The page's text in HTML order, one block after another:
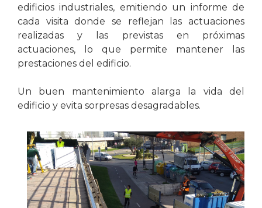
edificios industriales, emitiendo un informe de
cada visita donde se reflejan las actuaciones
realizadas y las previstas en próximas
actuaciones, lo que permite mantener las
prestaciones del edificio.
Un buen mantenimiento alarga la vida del
edificio y evita sorpresas desagradables.